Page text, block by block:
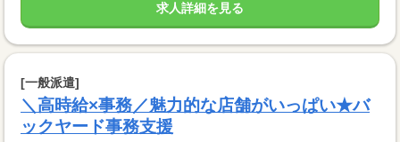
求人詳細を見る
[一般派遣]
＼高時給×事務／魅力的な店舗がいっぱい★バ
ックヤード事務支援